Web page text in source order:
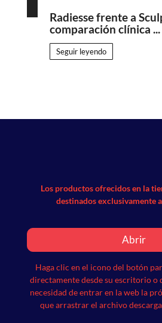
Radiesse frente a
comparación clínica ...
Seguir leyendo
Los productos ofrecidos en la
destinados exclusivamente
Abrir
Haga clic en el icono del botón
directamente desde su escritorio o
necesidad de entrar en la web la
que arrastrar el archivo